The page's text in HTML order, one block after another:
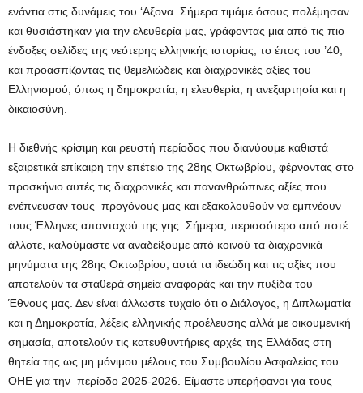
ενάντια στις δυνάμεις του ‘Αξονα. Σήμερα τιμάμε όσους πολέμησαν
και θυσιάστηκαν για την ελευθερία μας, γράφοντας μια από τις πιο
ένδοξες σελίδες της νεότερης ελληνικής ιστορίας, το έπος του ’40,
και προασπίζοντας τις θεμελιώδεις και διαχρονικές αξίες του
Ελληνισμού, όπως η δημοκρατία, η ελευθερία, η ανεξαρτησία και η
δικαιοσύνη.
Η διεθνής κρίσιμη και ρευστή περίοδος που διανύουμε καθιστά
εξαιρετικά επίκαιρη την επέτειο της 28ης Οκτωβρίου, φέρνοντας στο
προσκήνιο αυτές τις διαχρονικές και πανανθρώπινες αξίες που
ενέπνευσαν τους προγόνους μας και εξακολουθούν να εμπνέουν
τους Έλληνες απανταχού της γης. Σήμερα, περισσότερο από ποτέ
άλλοτε, καλούμαστε να αναδείξουμε από κοινού τα διαχρονικά
μηνύματα της 28ης Οκτωβρίου, αυτά τα ιδεώδη και τις αξίες που
αποτελούν τα σταθερά σημεία αναφοράς και την πυξίδα του
Έθνους μας. Δεν είναι άλλωστε τυχαίο ότι ο Διάλογος, η Διπλωματία
και η Δημοκρατία, λέξεις ελληνικής προέλευσης αλλά με οικουμενική
σημασία, αποτελούν τις κατευθυντήριες αρχές της Ελλάδας στη
θητεία της ως μη μόνιμου μέλους του Συμβουλίου Ασφαλείας του
ΟΗΕ για την περίοδο 2025-2026. Είμαστε υπερήφανοι για τους